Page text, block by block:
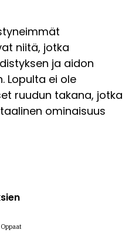
niitä, jotka
ja aidon
Lopulta ei ole
ruudun takana, jotka
ominaisuus
Oppaat